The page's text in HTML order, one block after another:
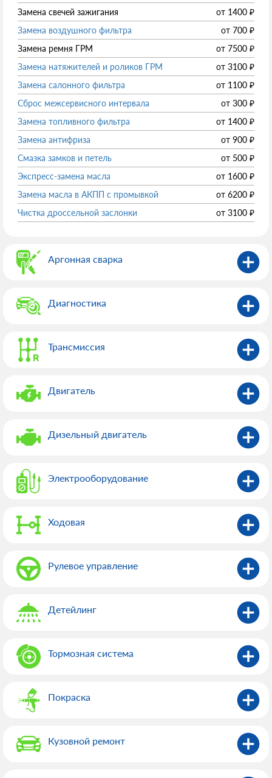
Замена свечей зажигания от 1400 ₽
Замена воздушного фильтра
от 700 ₽
Замена ремня ГРМ
от 7500 ₽
Замена натяжителей и роликов ГРМ
от 3100 ₽
Замена салонного фильтра
от 1100 ₽
Сброс межсервисного интервала
от 300 ₽
Замена топливного фильтра
от 1400 ₽
Замена антифриза
от 900 ₽
Смазка замков и петель
от 500 ₽
Экспресс-замена масла
от 1600 ₽
Замена масла в АКПП с промывкой
от 6200 ₽
Чистка дроссельной заслонки
от 3100 ₽
Аргонная сварка
Диагностика
Трансмиссия
Двигатель
Дизельный двигатель
Электрооборудованиe
Ходовая
Рулевое управление
Детейлинг
Тормозная система
Покраска
Кузовной ремонт